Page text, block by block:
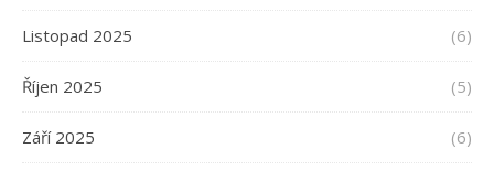
Listopad 2025 (6)
Říjen 2025 (5)
Září 2025 (6)